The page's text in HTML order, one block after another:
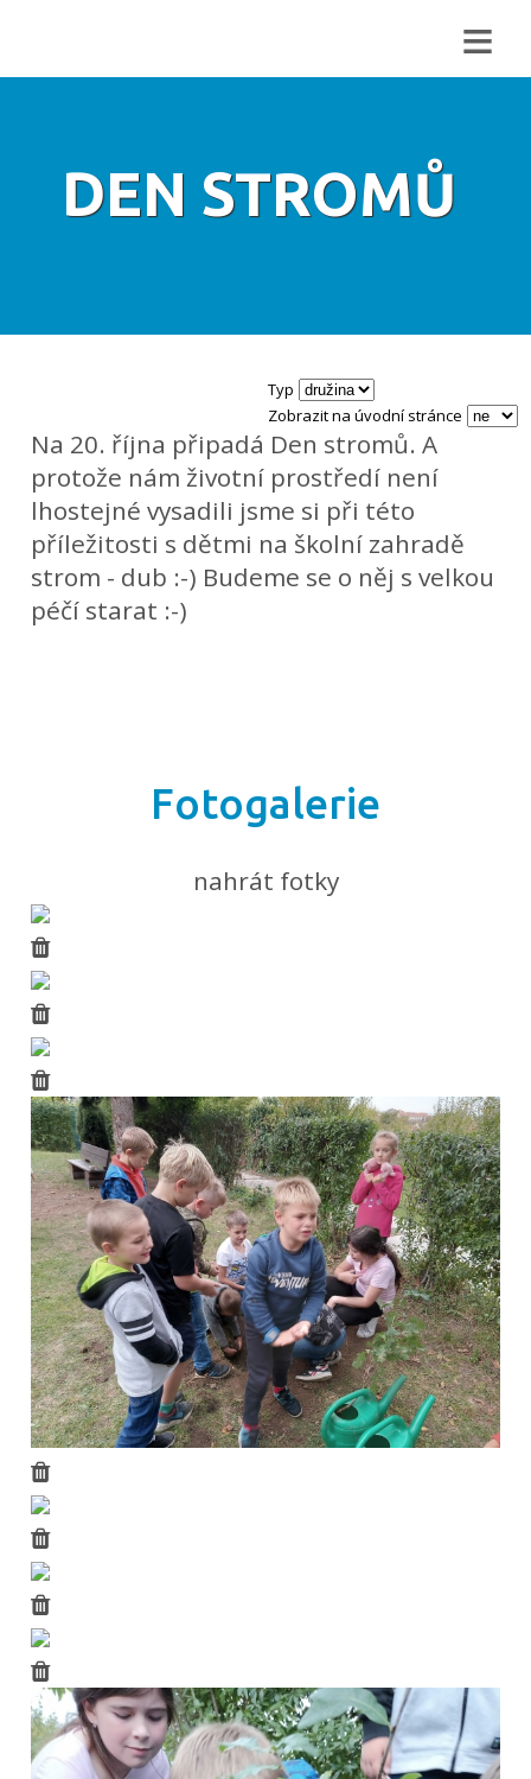
≡
DEN STROMŮ
Typ
Zobrazit na úvodní stránce
Na 20. října připadá Den stromů. A
protože nám životní prostředí není
lhostejné vysadili jsme si při této
příležitosti s dětmi na školní zahradě
strom - dub :-) Budeme se o něj s velkou
péčí starat :-)
Fotogalerie
nahrát fotky